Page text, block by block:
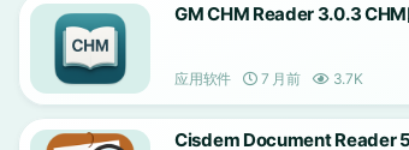
GM CHM Reader 3.0.3
应用软件 7 月前 3.7K
Cisdem Document Reader